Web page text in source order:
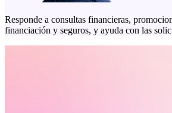
Responde a consultas financieras,
financiación y seguros, y ayuda con las